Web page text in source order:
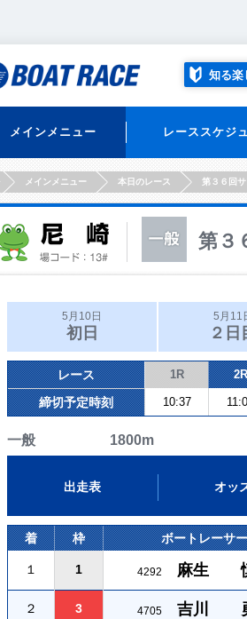
知る楽
メインメニュー レーススケジ
HOMEメインメニュー 本日のレース 第３６回
第３
5月10日
初日
5月11
２日
レース 1R 2R
締切予定時刻 10:37
一般 1800m
出走表 オッ
着 枠 ボートレーサー
１ 1 4292 麻生
２ 3 4705 吉川